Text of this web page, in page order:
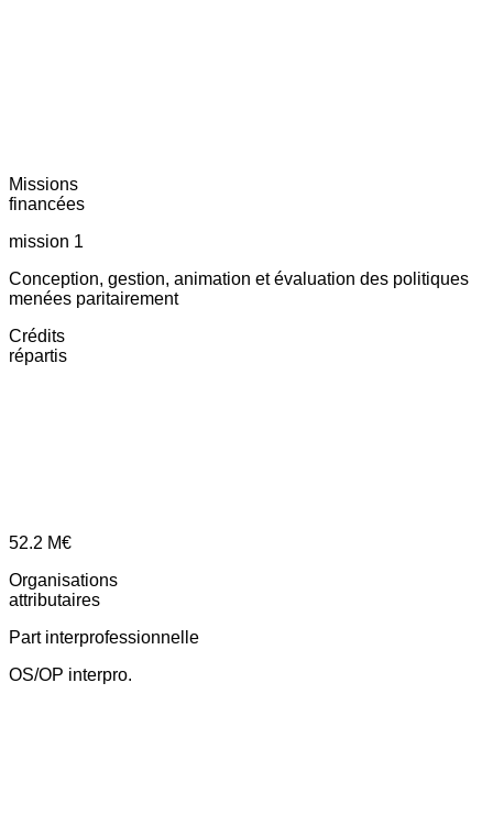
Missions
financées
mission 1
Conception, gestion, animation et évaluation des politiques
menées paritairement
Crédits
répartis
52.2 M€
Organisations
attributaires
Part interprofessionnelle
OS/OP interpro.